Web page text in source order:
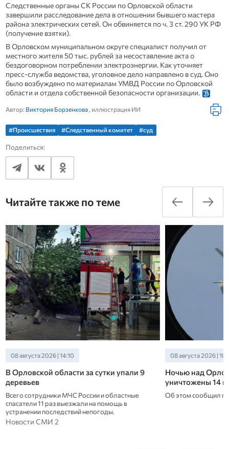
Следственные органы СК России по Орловской области
завершили расследование дела в отношении бывшего мастера
района электрических сетей. Он обвиняется по ч. 3 ст. 290 УК РФ
(получение взятки).
В Орловском муниципальном округе специалист получил от
местного жителя 50 тыс. рублей за несоставление акта о
бездоговорном потреблении электроэнергии. Как уточняет
пресс-служба ведомства, уголовное дело направлено в суд. Оно
было возбуждено по материалам УМВД России по Орловской
области и отдела собственной безопасности организации.
Автор: Виктория Борзенкова, иллюстрация ИИ
#Происшествия #Следственный комитет #суд
Поделиться:
Читайте также по теме
08 августа 2026 | 14:10
В Орловской области за сутки упали 9
деревьев
Всего сотрудники МЧС России и областные
спасатели 11 раз выезжали на помощь в
устранении последствий непогоды.
08 августа 2026 |
Ночью над
уничтожены 14
Об этом сообщил
Новости СМИ 2